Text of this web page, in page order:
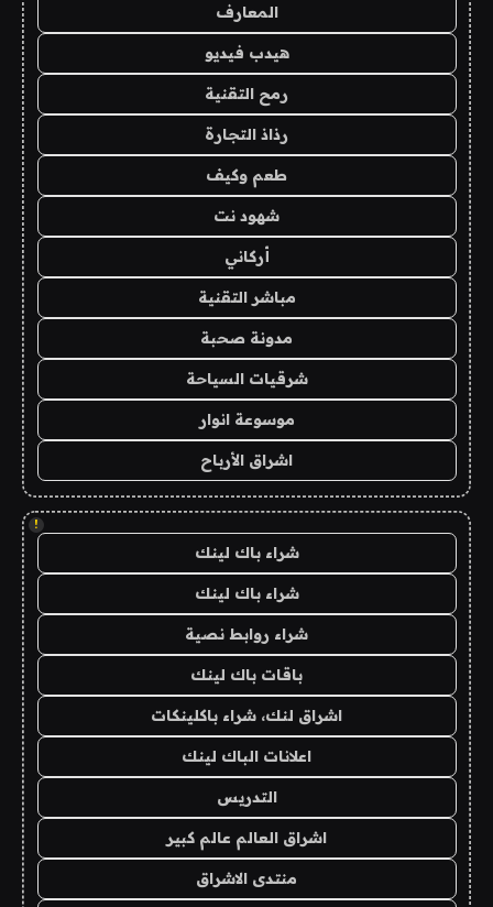
المعارف
هيدب فيديو
رمح التقنية
رذاذ التجارة
طعم وكيف
شهود نت
أركاني
مباشر التقنية
مدونة صحبة
شرقيات السياحة
موسوعة انوار
اشراق الأرباح
!
شراء باك لينك
شراء باك لينك
شراء روابط نصية
باقات باك لينك
اشراق لنك، شراء باكلينكات
اعلانات الباك لينك
التدريس
اشراق العالم عالم كبير
منتدى الاشراق